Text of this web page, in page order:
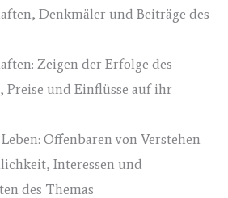
Denkmäler und Beiträge des
Zeigen der Erfolge des
Preise und Einflüsse auf ihr
Offenbaren von Verstehen
Interessen und
des Themas